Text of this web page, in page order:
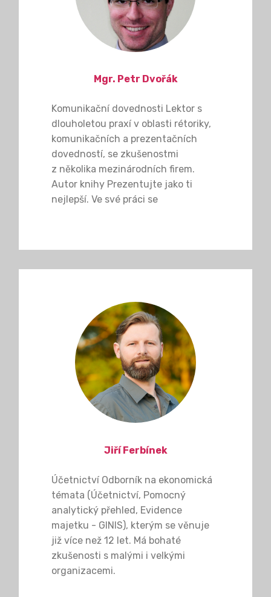
Mgr. Petr Dvořák
Komunikační dovednosti Lektor s
dlouholetou praxí v oblasti rétoriky,
komunikačních a prezentačních
dovedností, se zkušenostmi
z několika mezinárodních firem.
Autor knihy Prezentujte jako ti
nejlepší. Ve své práci se
Jiří Ferbínek
Účetnictví Odborník na ekonomická
témata (Účetnictví, Pomocný
analytický přehled, Evidence
majetku - GINIS), kterým se věnuje
již více než 12 let. Má bohaté
zkušenosti s malými i velkými
organizacemi.